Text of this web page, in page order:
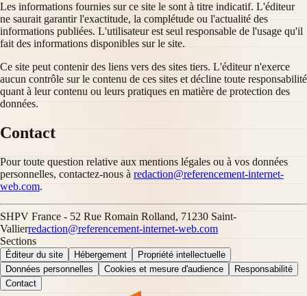
Les informations fournies sur ce site le sont à titre indicatif. L'éditeur
ne saurait garantir l'exactitude, la complétude ou l'actualité des
informations publiées. L'utilisateur est seul responsable de l'usage qu'il
fait des informations disponibles sur le site.
Ce site peut contenir des liens vers des sites tiers. L'éditeur n'exerce
aucun contrôle sur le contenu de ces sites et décline toute responsabilité
quant à leur contenu ou leurs pratiques en matière de protection des
données.
Contact
Pour toute question relative aux mentions légales ou à vos données
personnelles, contactez-nous à redaction@referencement-internet-
web.com.
SHPV France - 52 Rue Romain Rolland, 71230 Saint-
Vallierredaction@referencement-internet-web.com
Sections
Éditeur du site Hébergement
Propriété intellectuelle
Données personnelles
Cookies et mesure d'audience
Responsabilité
Contact